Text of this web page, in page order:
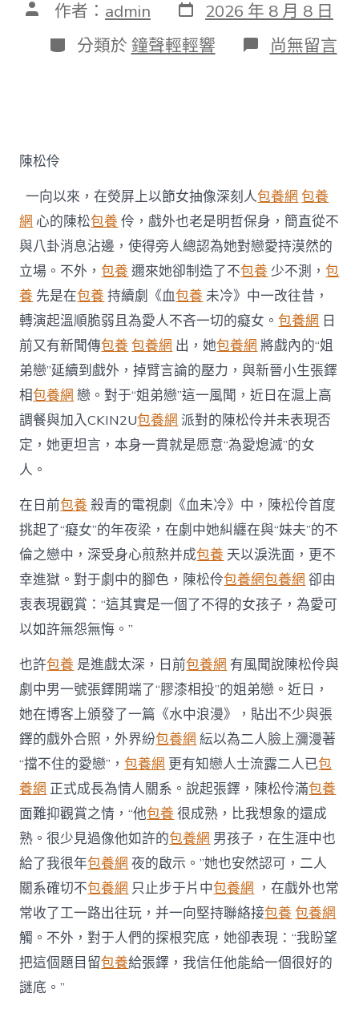
文 作者： admin 發
表
日
期
2026 年 8 月 8 日
分
類
分類於 鐘聲輕輕響 在
〈陳
姐
弟
戀
風
聞
戲
內
戲
外
皆
“為
愛
熄
滅”〉
中
尚無留言
陳松伶
一向以來，在熒屏上以節女抽像深刻人包養網 包養
網 心的陳松包養 伶，戲外也老是明哲保身，簡直從不
與八卦消息沾邊，使得旁人總認為她對戀愛持漠然的
立場。不外，包養 邇來她卻制造了不包養 少不測，包
養 先是在包養 持續劇《血包養 未冷》中一改往昔，
轉演起溫順脆弱且為愛人不吝一切的癡女。包養網 日
前又有新聞傳包養 包養網 出，她包養網 將戲內的“姐
弟戀”延續到戲外，掉臂言論的壓力，與新晉小生張鐸
相包養網 戀。對于“姐弟戀”這一風聞，近日在滬上高
調餐與加入CKIN2U包養網 派對的陳松伶并未表現否
定，她更坦言，本身一貫就是愿意“為愛熄滅”的女
人。
在日前包養 殺青的電視劇《血未冷》中，陳松伶首度
挑起了“癡女”的年夜梁，在劇中她糾纏在與“妹夫”的不
倫之戀中，深受身心煎熬并成包養 天以淚洗面，更不
幸進獄。對于劇中的腳色，陳松伶包養網包養網 卻由
衷表現觀賞：“這其實是一個了不得的女孩子，為愛可
以如許無怨無悔。”
也許包養 是進戲太深，日前包養網 有風聞說陳松伶與
劇中男一號張鐸開端了“膠漆相投”的姐弟戀。近日，
她在博客上頒發了一篇《水中浪漫》，貼出不少與張
鐸的戲外合照，外界紛包養網 紜以為二人臉上瀰漫著
“擋不住的愛戀”，包養網 更有知戀人士流露二人已包
養網 正式成長為情人關系。說起張鐸，陳松伶滿包養
面難抑觀賞之情，“他包養 很成熟，比我想象的還成
熟。很少見過像他如許的包養網 男孩子，在生涯中也
給了我很年包養網 夜的啟示。”她也安然認可，二人
關系確切不包養網 只止步于片中包養網 ，在戲外也常
常收了工一路出往玩，并一向堅持聯絡接包養 包養網
觸。不外，對于人們的探根究底，她卻表現：“我盼望
把這個題目留包養給張鐸，我信任他能給一個很好的
謎底。”